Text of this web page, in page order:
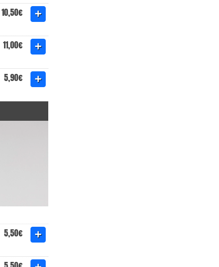
10,50€
11,00€
5,90€
5,50€